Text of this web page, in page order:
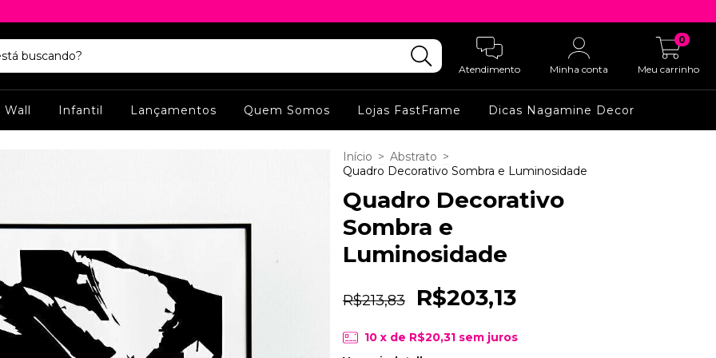
Atendimento Minha conta Meu carrinho
0
Wall Infantil Lançamentos Quem Somos Lojas FastFrame Dicas Nagamine Decor
Início > Abstrato >
Quadro Decorativo Sombra e Luminosidade
Quadro Decorativo
Sombra e
Luminosidade
R$213,83 R$203,13
10 x de R$20,31 sem juros